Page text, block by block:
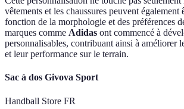
vêtements et les chaussures peuvent également
fonction de la morphologie et des préférences
marques comme Adidas ont commencé à
personnalisables, contribuant ainsi à améliorer
et leur performance sur le terrain.
Sac à dos Givova Sport
Handball Store FR